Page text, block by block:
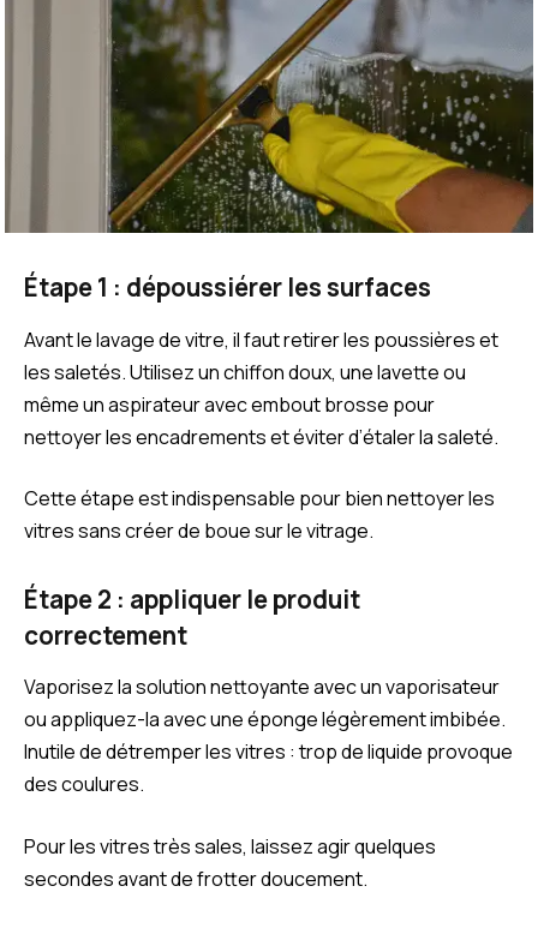
Étape 1 : dépoussiérer les surfaces
Avant le lavage de vitre, il faut retirer les poussières et
les saletés. Utilisez un chiffon doux, une lavette ou
même un aspirateur avec embout brosse pour
nettoyer les encadrements et éviter d’étaler la saleté.
Cette étape est indispensable pour bien nettoyer les
vitres sans créer de boue sur le vitrage.
Étape 2 : appliquer le produit
correctement
Vaporisez la solution nettoyante avec un vaporisateur
ou appliquez-la avec une éponge légèrement imbibée.
Inutile de détremper les vitres : trop de liquide provoque
des coulures.
Pour les vitres très sales, laissez agir quelques
secondes avant de frotter doucement.